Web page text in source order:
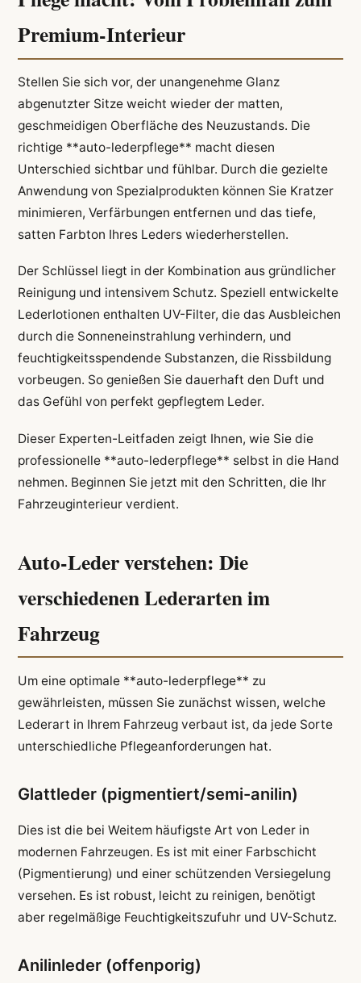
Premium-Interieur
Stellen Sie sich vor, der unangenehme Glanz
abgenutzter Sitze weicht wieder der matten,
geschmeidigen Oberfläche des Neuzustands. Die
richtige **auto-lederpflege** macht diesen
Unterschied sichtbar und fühlbar. Durch die gezielte
Anwendung von Spezialprodukten können Sie Kratzer
minimieren, Verfärbungen entfernen und das tiefe,
satten Farbton Ihres Leders wiederherstellen.
Der Schlüssel liegt in der Kombination aus gründlicher
Reinigung und intensivem Schutz. Speziell entwickelte
Lederlotionen enthalten UV-Filter, die das Ausbleichen
durch die Sonneneinstrahlung verhindern, und
feuchtigkeitsspendende Substanzen, die Rissbildung
vorbeugen. So genießen Sie dauerhaft den Duft und
das Gefühl von perfekt gepflegtem Leder.
Dieser Experten-Leitfaden zeigt Ihnen, wie Sie die
professionelle **auto-lederpflege** selbst in die Hand
nehmen. Beginnen Sie jetzt mit den Schritten, die Ihr
Fahrzeuginterieur verdient.
Auto-Leder verstehen: Die
verschiedenen Lederarten im
Fahrzeug
Um eine optimale **auto-lederpflege** zu
gewährleisten, müssen Sie zunächst wissen, welche
Lederart in Ihrem Fahrzeug verbaut ist, da jede Sorte
unterschiedliche Pflegeanforderungen hat.
Glattleder (pigmentiert/semi-anilin)
Dies ist die bei Weitem häufigste Art von Leder in
modernen Fahrzeugen. Es ist mit einer Farbschicht
(Pigmentierung) und einer schützenden Versiegelung
versehen. Es ist robust, leicht zu reinigen, benötigt
aber regelmäßige Feuchtigkeitszufuhr und UV-Schutz.
Anilinleder (offenporig)